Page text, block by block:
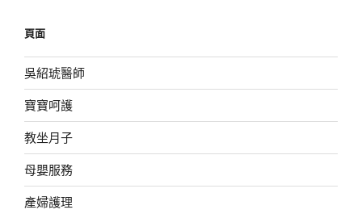
字:
頁面
吳紹琥醫師
寶寶呵護
教坐月子
母嬰服務
產婦護理